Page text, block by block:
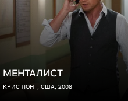
МЕНТАЛИСТ
КРИС ЛОНГ, США, 2008